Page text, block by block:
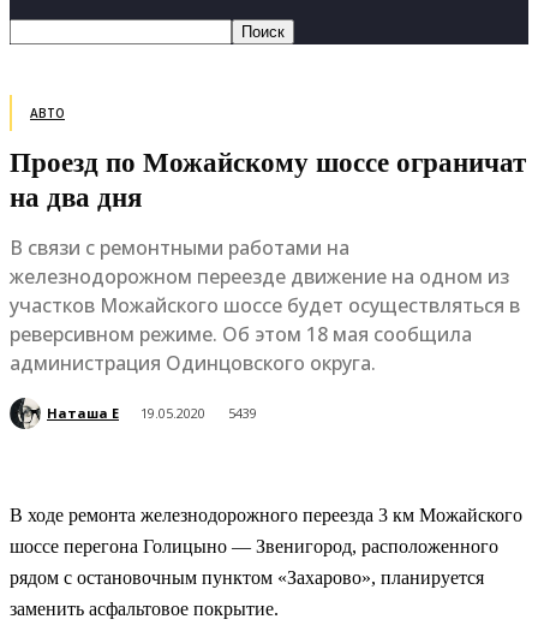
АВТО
Проезд по Можайскому шоссе ограничат
на два дня
В связи с ремонтными работами на
железнодорожном переезде движение на одном из
участков Можайского шоссе будет осуществляться в
реверсивном режиме. Об этом 18 мая сообщила
администрация Одинцовского округа.
Наташа Е 19.05.2020 5439
В ходе ремонта железнодорожного переезда 3 км Можайского
шоссе перегона Голицыно — Звенигород, расположенного
рядом с остановочным пунктом «Захарово», планируется
заменить асфальтовое покрытие.